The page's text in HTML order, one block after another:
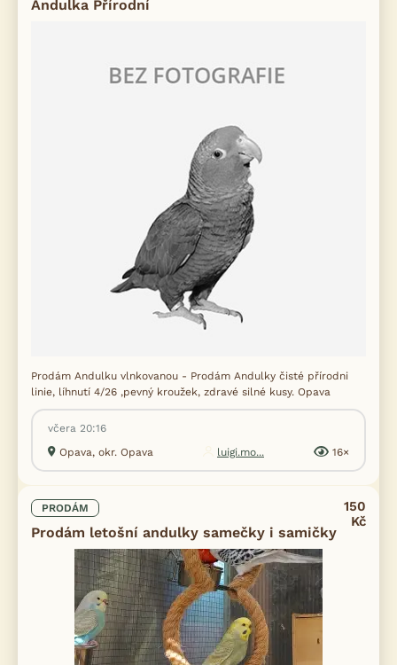
Andulka Přírodní
Prodám Andulku vlnkovanou - Prodám Andulky čisté přírodni
linie, líhnutí 4/26 ,pevný kroužek, zdravé silné kusy. Opava
včera 20:16
Opava, okr. Opava
luigi.mo... 16×
PRODÁM
Prodám letošní andulky samečky i samičky
150
Kč